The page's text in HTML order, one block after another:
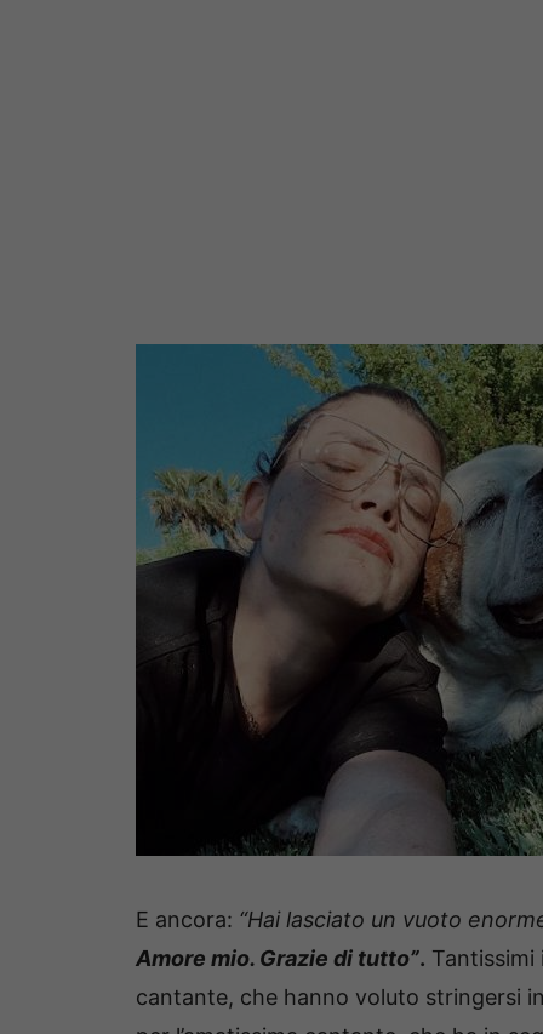
E ancora: “Hai lasciato un vuoto
Amore mio. Grazie di tutto”. Tantissimi
cantante, che hanno voluto stringersi